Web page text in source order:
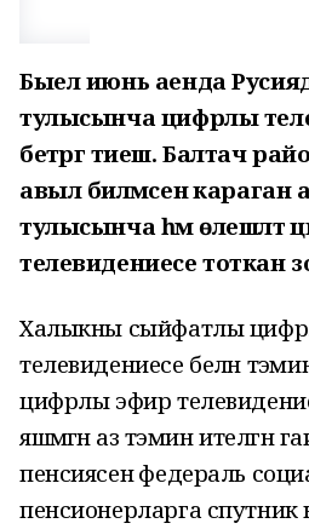
Быел июнь аенда Русиядә
тулысынча цифрлы
бетәргә тиеш. Балтач
авыл биләмәсенә
тулысынча һәм
телевидениесе тоткан
Халыкны сыйфатлы
телевидениесе белән
цифрлы эфир
яшәмәгән аз тәэмин ителгән
пенсиясенә федераль
пенсионерларга